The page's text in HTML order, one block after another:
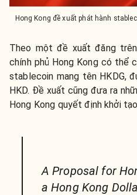
Hong Kong đề xuất phát hành
Theo một đề xuất đăng
chính phủ Hong Kong có thể
stablecoin mang tên HKDG,
HKD. Đề xuất cũng đưa ra
Hong Kong quyết định khởi
A Proposal for
a Hong Kong